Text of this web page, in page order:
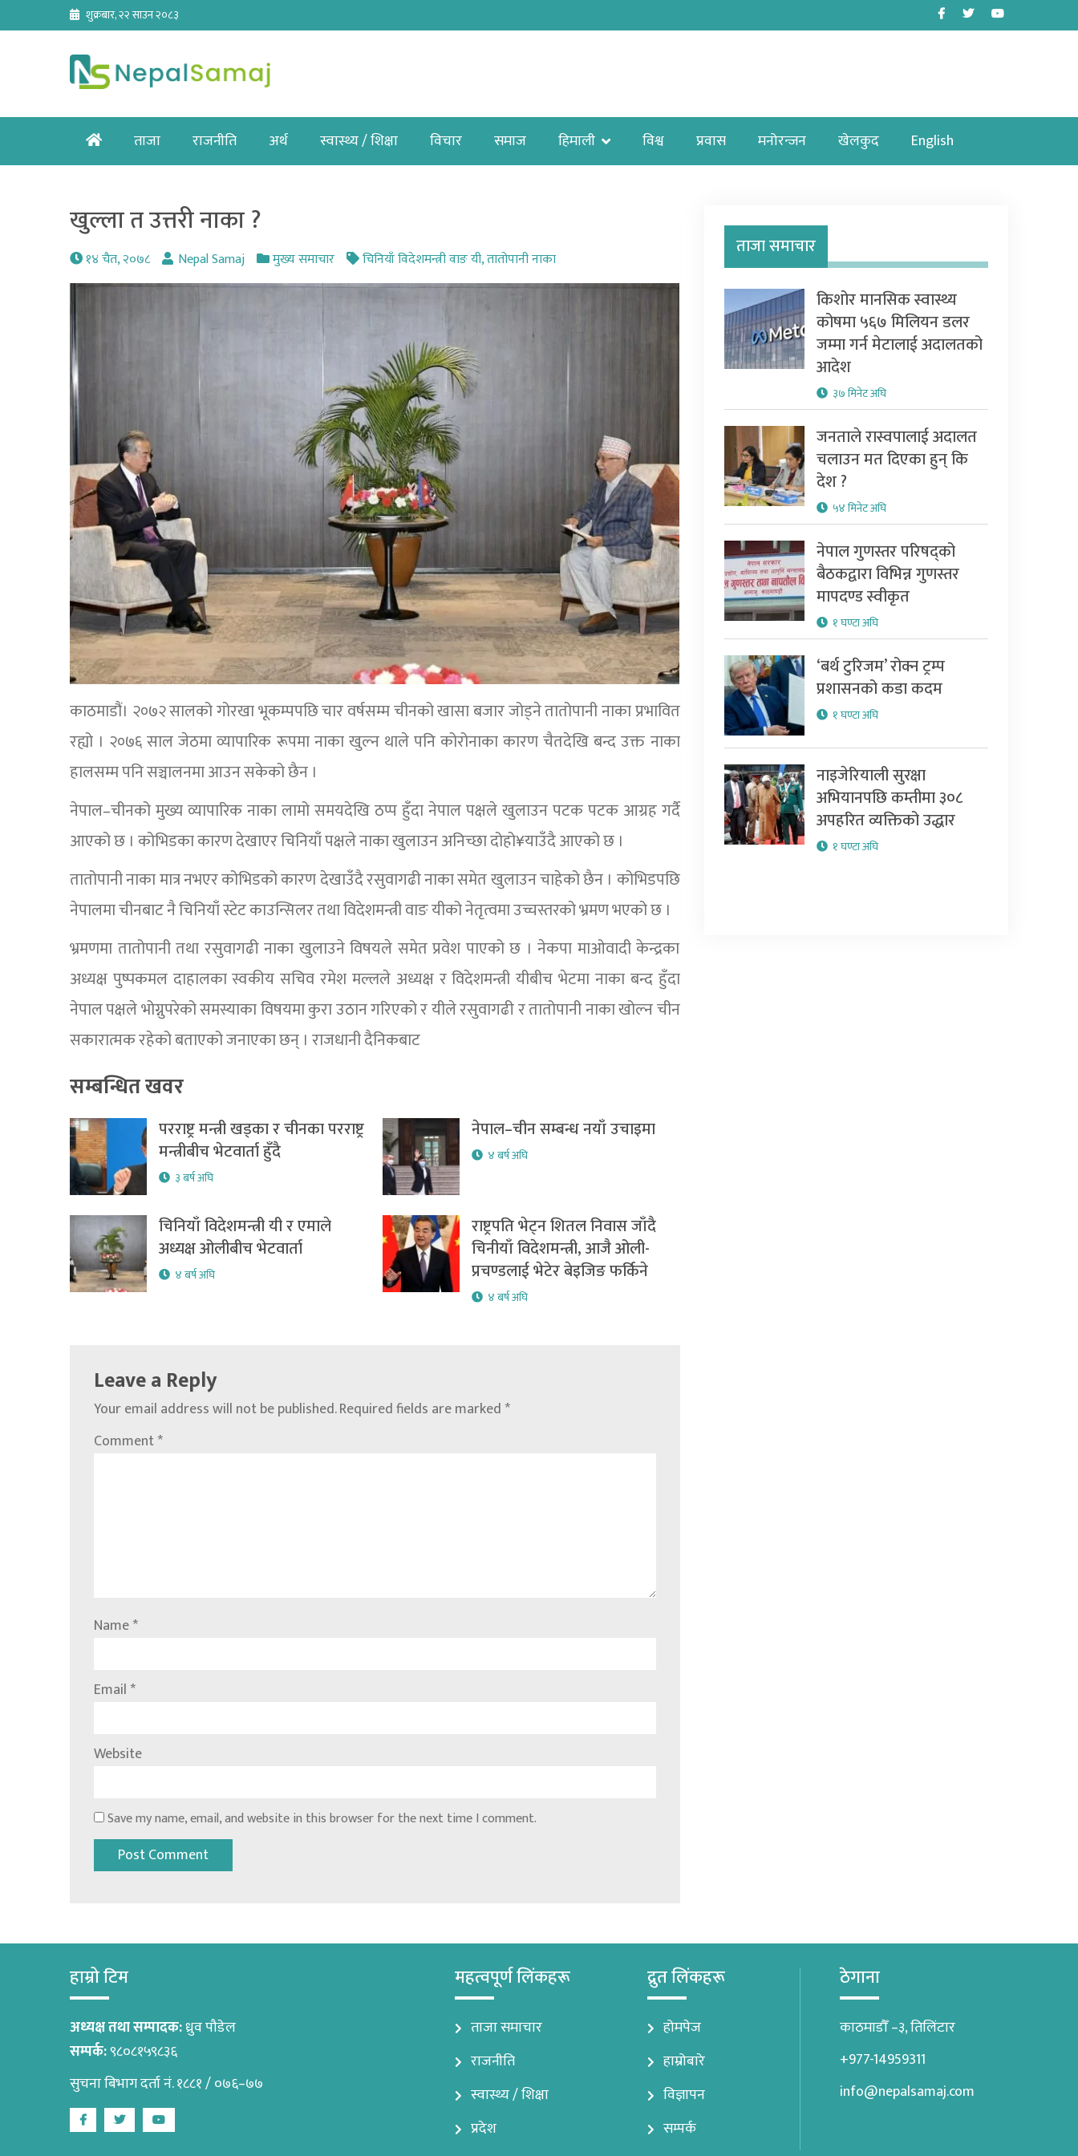
content
शुक्रबार, २२ साउन २०८३ Facebook
TwitterYoutube
Homeताजा राजनीति अर्थ स्वास्थ्य / शिक्षा विचार समाज हिमाली विश्व प्रवास मनोरन्जन खेलकुद English
खुल्ला त उत्तरी नाका ?
१४ चैत, २०७८ Nepal Samaj मुख्य समाचार चिनियाँ विदेशमन्त्री वाङ यी,तातोपानी नाका
काठमाडौं। २०७२ सालको गोरखा भूकम्पपछि चार वर्षसम्म चीनको खासा बजार जोड्ने तातोपानी नाका प्रभावित
रह्यो । २०७६ साल जेठमा व्यापारिक रूपमा नाका खुल्न थाले पनि कोरोनाका कारण चैतदेखि बन्द उक्त नाका
हालसम्म पनि सञ्चालनमा आउन सकेको छैन ।
नेपाल–चीनको मुख्य व्यापारिक नाका लामो समयदेखि ठप्प हुँदा नेपाल पक्षले खुलाउन पटक पटक आग्रह गर्दै
आएको छ । कोभिडका कारण देखाएर चिनियाँ पक्षले नाका खुलाउन अनिच्छा दोहो¥याउँदै आएको छ ।
तातोपानी नाका मात्र नभएर कोभिडको कारण देखाउँदै रसुवागढी नाका समेत खुलाउन चाहेको छैन । कोभिडपछि
नेपालमा चीनबाट नै चिनियाँ स्टेट काउन्सिलर तथा विदेशमन्त्री वाङ यीको नेतृत्वमा उच्चस्तरको भ्रमण भएको छ ।
भ्रमणमा तातोपानी तथा रसुवागढी नाका खुलाउने विषयले समेत प्रवेश पाएको छ । नेकपा माओवादी केन्द्रका
अध्यक्ष पुष्पकमल दाहालका स्वकीय सचिव रमेश मल्लले अध्यक्ष र विदेशमन्त्री यीबीच भेटमा नाका बन्द हुँदा
नेपाल पक्षले भोग्नुपरेको समस्याका विषयमा कुरा उठान गरिएको र यीले रसुवागढी र तातोपानी नाका खोल्न चीन
सकारात्मक रहेको बताएको जनाएका छन् । राजधानी दैनिकबाट
सम्बन्धित खवर
परराष्ट्र मन्त्री खड्का र चीनका परराष्ट्र
मन्त्रीबीच भेटवार्ता हुँदै
३ बर्ष अघि
नेपाल–चीन सम्बन्ध नयाँ उचाइमा
४ बर्ष अघि
चिनियाँ विदेशमन्त्री यी र एमाले
अध्यक्ष ओलीबीच भेटवार्ता
४ बर्ष अघि
राष्ट्रपति भेट्न शितल निवास जाँदै
चिनीयाँ विदेशमन्त्री, आजै ओली-
प्रचण्डलाई भेटेर बेइजिङ फर्किने
४ बर्ष अघि
Leave a Reply
Your email address will not be published.Required fields are marked*
Comment*
Name*
Email*
Website
Save my name, email, and website in this browser for the next time I comment.
ताजा समाचार
किशोर मानसिक स्वास्थ्य
कोषमा ५६७ मिलियन डलर
जम्मा गर्न मेटालाई अदालतको
आदेश
३७ मिनेट अघि
जनताले रास्वपालाई अदालत
चलाउन मत दिएका हुन् कि
देश ?
५४ मिनेट अघि
नेपाल गुणस्तर परिषद्को
बैठकद्वारा विभिन्न गुणस्तर
मापदण्ड स्वीकृत
१ घण्टा अघि
‘बर्थ टुरिजम’ रोक्न ट्रम्प
प्रशासनको कडा कदम
१ घण्टा अघि
नाइजेरियाली सुरक्षा
अभियानपछि कम्तीमा ३०८
अपहरित व्यक्तिको उद्धार
१ घण्टा अघि
हाम्रो टिम
अध्यक्ष तथा सम्पादक:ध्रुव पौडेल
सम्पर्क:९८०८१५९८३६
सुचना बिभाग दर्ता नं. १८८१ / ०७६–७७
FacebookTwitterYoutube
महत्वपूर्ण लिंकहरू
ताजा समाचार
राजनीति
स्वास्थ्य / शिक्षा
प्रदेश
द्रुत लिंकहरू
होमपेज
हाम्रोबारे
विज्ञापन
सम्पर्क
ठेगाना
काठमाडौँ –३, तिलिंटार
+977-14959311
info@nepalsamaj.com